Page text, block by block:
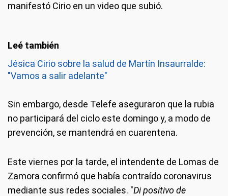
manifestó Cirio en un video que subió.
Jésica Cirio sobre la salud de Martín Insaurralde:
"Vamos a salir adelante"
Sin embargo, desde Telefe aseguraron que la rubia
no participará del ciclo este domingo y, a modo de
prevención, se mantendrá en cuarentena.
Este viernes por la tarde, el intendente de Lomas de
Zamora confirmó que había contraído coronavirus
mediante sus redes sociales. "Di positivo de